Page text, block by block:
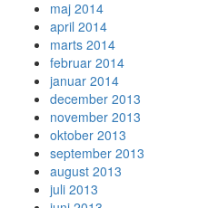
maj 2014
april 2014
marts 2014
februar 2014
januar 2014
december 2013
november 2013
oktober 2013
september 2013
august 2013
juli 2013